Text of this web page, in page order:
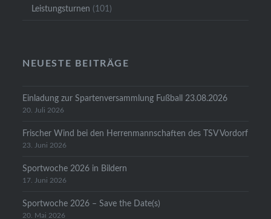
Leistungsturnen (101)
NEUESTE BEITRÄGE
Einladung zur Spartenversammlung Fußball 23.08.2026
20. Juli 2026
Frischer Wind bei den Herrenmannschaften des TSV Vordorf
23. Juni 2026
Sportwoche 2026 in Bildern
17. Juni 2026
Sportwoche 2026 – Save the Date(s)
20. Mai 2026